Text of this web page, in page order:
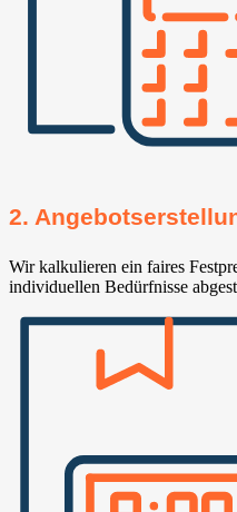
2.
Wir kalkulieren ein faires
individuellen Bedürfnisse